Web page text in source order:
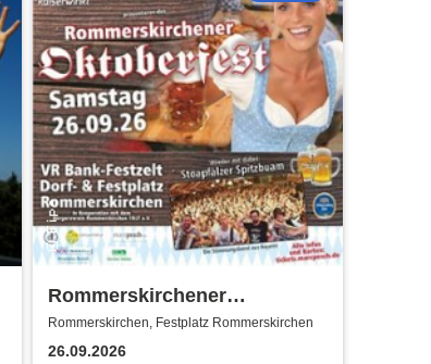
Rommerskirchener
Oktoberfest - Auf geht´s -
pack mas!
Rommerskirchen, Festplatz Rommerskirchen
26.09.2026